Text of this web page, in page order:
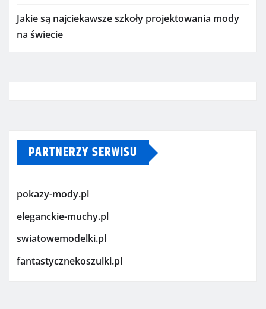
Jakie są najciekawsze szkoły projektowania mody
na świecie
PARTNERZY SERWISU
pokazy-mody.pl
eleganckie-muchy.pl
swiatowemodelki.pl
fantastycznekoszulki.pl